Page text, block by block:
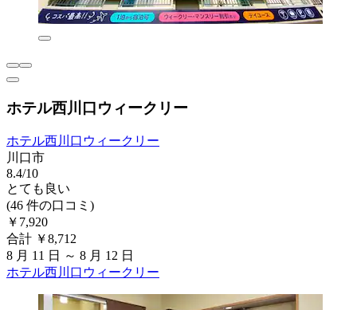
ホテル西川口ウィークリー
ホテル西川口ウィークリー
川口市
8.4/10
とても良い
(46 件の口コミ)
￥7,920
合計 ￥8,712
8 月 11 日 ～ 8 月 12 日
ホテル西川口ウィークリー